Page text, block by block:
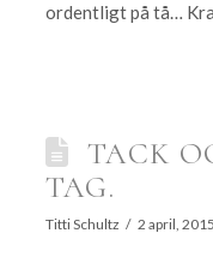
ordentligt på tå…
TACK
TAG.
Titti Schultz 2 april, 2015